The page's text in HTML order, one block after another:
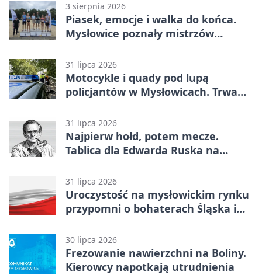
3 sierpnia 2026
Piasek, emocje i walka do końca.
Mysłowice poznały mistrzów
31 lipca 2026
Motocykle i quady pod lupą
policjantów w Mysłowicach. Trwa
31 lipca 2026
Najpierw hołd, potem mecze.
Tablica dla Edwarda Ruska na
31 lipca 2026
Uroczystość na mysłowickim rynku
przypomni o bohaterach Śląska i
30 lipca 2026
Frezowanie nawierzchni na Boliny.
Kierowcy napotkają utrudnienia